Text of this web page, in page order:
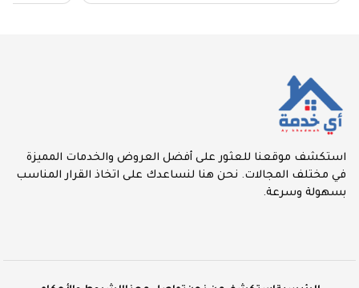
استكشف موقعنا للعثور على أفضل العروض والخدمات المميزة
في مختلف المجالات. نحن هنا لنساعدك على اتخاذ القرار المناسب
بسهولة وسرعة.